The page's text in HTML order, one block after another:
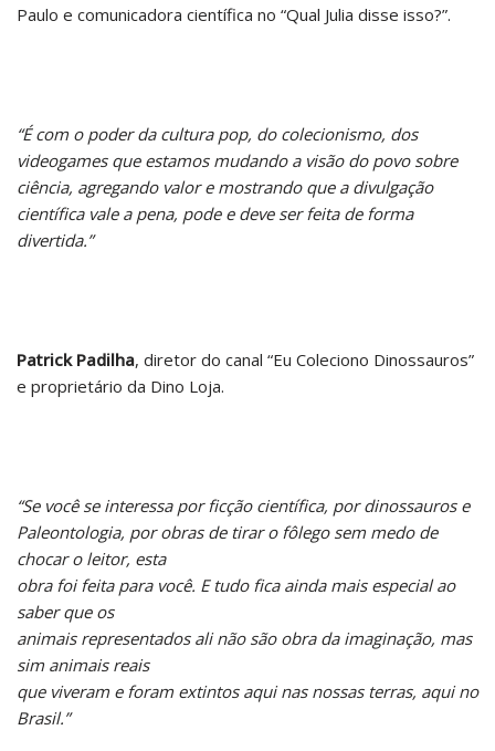
Paulo e comunicadora científica no “Qual Julia disse isso?”.
“É com o poder da cultura pop, do colecionismo, dos
videogames que estamos mudando a visão do povo sobre
ciência, agregando valor e mostrando que a divulgação
científica vale a pena, pode e deve ser feita de forma
divertida.”
Patrick Padilha, diretor do canal “Eu Coleciono Dinossauros”
e proprietário da Dino Loja.
“Se você se interessa por ficção científica, por dinossauros e
Paleontologia, por obras de tirar o fôlego sem medo de
chocar o leitor, esta
obra foi feita para você. E tudo fica ainda mais especial ao
saber que os
animais representados ali não são obra da imaginação, mas
sim animais reais
que viveram e foram extintos aqui nas nossas terras, aqui no
Brasil.”